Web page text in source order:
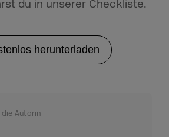
du in unserer Checkliste.
herunterladen
Autorin